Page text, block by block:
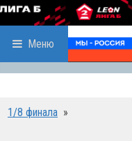
Меню
1/8 финала »